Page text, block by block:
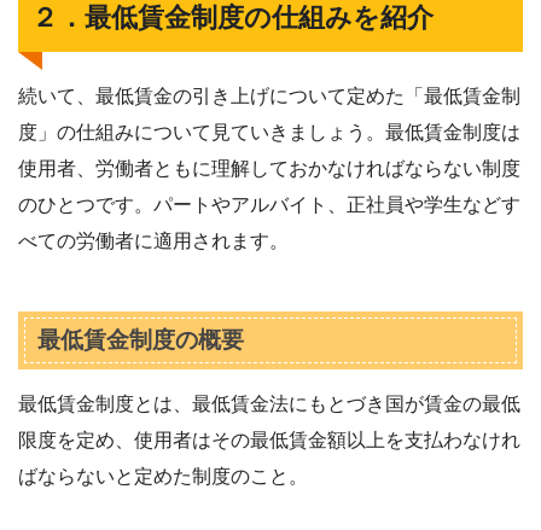
２．最低賃金制度の仕組みを紹介
続いて、最低賃金の引き上げについて定めた「最低賃金制
度」の仕組みについて見ていきましょう。最低賃金制度は
使用者、労働者ともに理解しておかなければならない制度
のひとつです。パートやアルバイト、正社員や学生などす
べての労働者に適用されます。
最低賃金制度の概要
最低賃金制度とは、最低賃金法にもとづき国が賃金の最低
限度を定め、使用者はその最低賃金額以上を支払わなけれ
ばならないと定めた制度のこと。